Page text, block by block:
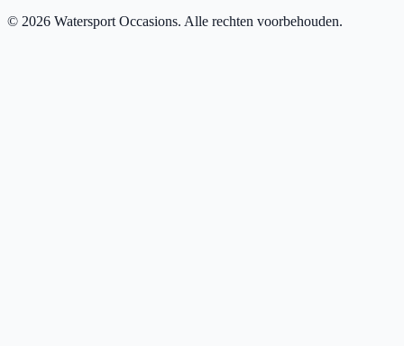
© 2026 Watersport Occasions. Alle rechten voorbehouden.